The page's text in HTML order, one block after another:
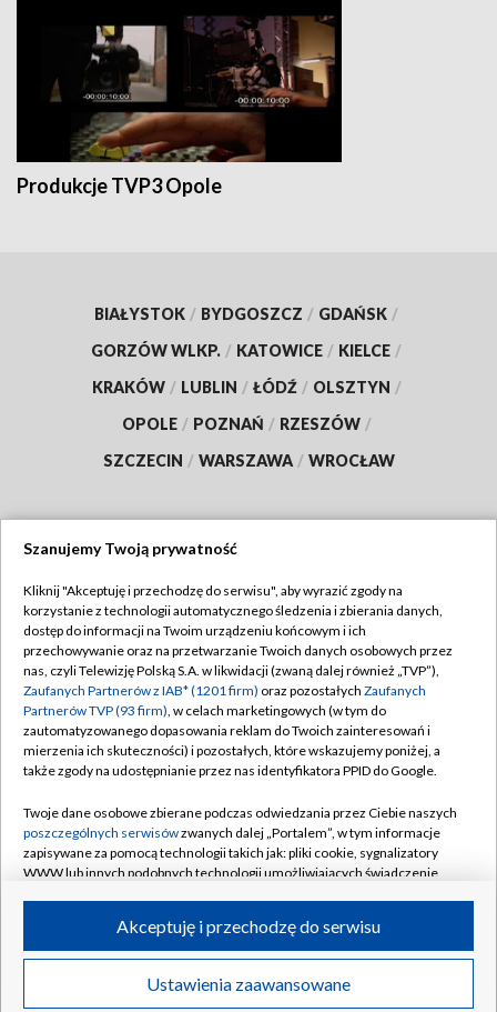
Produkcje TVP3 Opole
BIAŁYSTOK / BYDGOSZCZ / GDAŃSK /
GORZÓW WLKP. / KATOWICE / KIELCE /
KRAKÓW / LUBLIN / ŁÓDŹ / OLSZTYN /
OPOLE / POZNAŃ / RZESZÓW /
SZCZECIN / WARSZAWA / WROCŁAW
TVP
Abonament TVP
Emisja w TVP
Centrum informacji TVP
Naziemna Telewizja Cyfrowa
Rada Programowa
System NOS
Informacje o nadawcy
Program dla prasy
Ogłoszenie przetargowe
Regulamin TVP
Polityka prywatności
Moje zgody
Pomoc
Kontakt
Kanały
©2026 Telewizja Polska S.A. w likwidacji
Szanujemy Twoją prywatność
Kliknij "Akceptuję i przechodzę do serwisu", aby wyrazić zgody na
korzystanie z technologii automatycznego śledzenia i zbierania danych,
dostęp do informacji na Twoim urządzeniu końcowym i ich
przechowywanie oraz na przetwarzanie Twoich danych osobowych przez
nas, czyli Telewizję Polską S.A. w likwidacji (zwaną dalej również „TVP”),
Zaufanych Partnerów z IAB* (1201 firm) oraz pozostałych Zaufanych
Partnerów TVP (93 firm), w celach marketingowych (w tym do
zautomatyzowanego dopasowania reklam do Twoich zainteresowań i
mierzenia ich skuteczności) i pozostałych, które wskazujemy poniżej, a
także zgody na udostępnianie przez nas identyfikatora PPID do Google.
Twoje dane osobowe zbierane podczas odwiedzania przez Ciebie naszych
poszczególnych serwisówzwanych dalej „Portalem”, w tym informacje
zapisywane za pomocą technologii takich jak: pliki cookie, sygnalizatory
WWW lub innych podobnych technologii umożliwiających świadczenie
ruchu w Internecie.
Twoje dane osobowe zbierane podczas odwiedzania przez Ciebie
poszczególnych serwisówna Portalu, takie jak adresy IP, identyfikatory
Ustawienia zaawansowane
Akceptuję i przechodzę do serwisu